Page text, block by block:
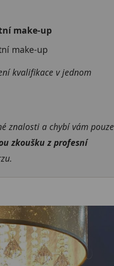
make-up
make-up
kvalifikace v jednom
znalosti a chybí vám pouze
zkoušku z profesní